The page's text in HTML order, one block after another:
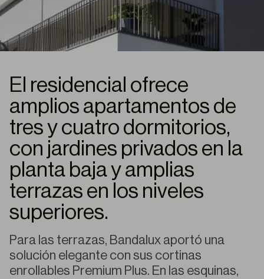
El residencial ofrece
amplios apartamentos de
tres y cuatro dormitorios,
con jardines privados en la
planta baja y amplias
terrazas en los niveles
superiores.
Para las terrazas, Bandalux aportó una
solución elegante con sus cortinas
enrollables Premium Plus. En las esquinas,